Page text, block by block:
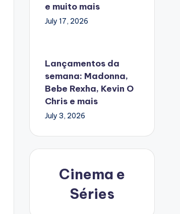
e muito mais
July 17, 2026
Lançamentos da
semana: Madonna,
Bebe Rexha, Kevin O
Chris e mais
July 3, 2026
Cinema e
Séries